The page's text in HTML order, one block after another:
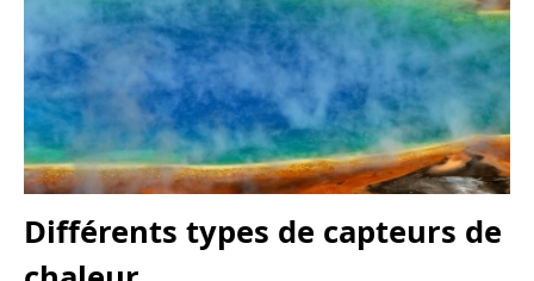
Différents types de capteurs de